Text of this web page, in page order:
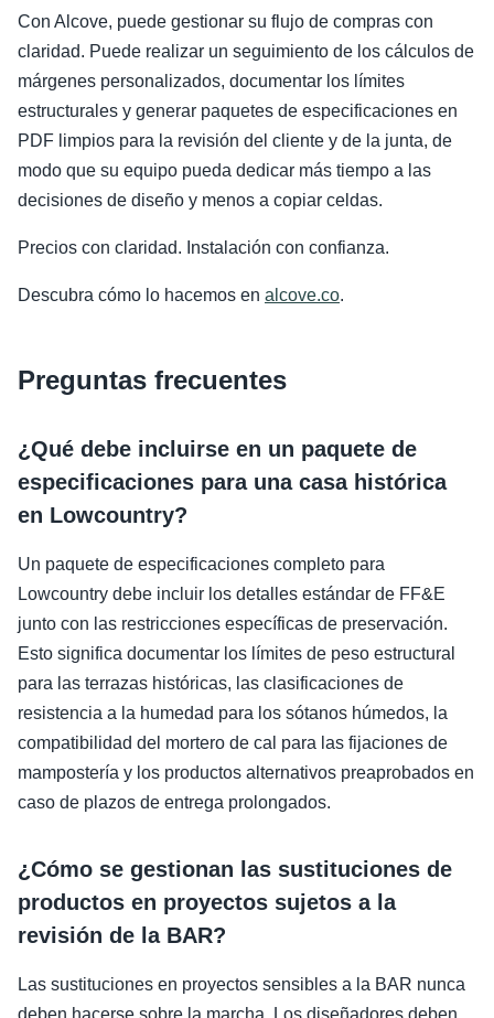
Con Alcove, puede gestionar su flujo de compras con
claridad. Puede realizar un seguimiento de los cálculos de
márgenes personalizados, documentar los límites
estructurales y generar paquetes de especificaciones en
PDF limpios para la revisión del cliente y de la junta, de
modo que su equipo pueda dedicar más tiempo a las
decisiones de diseño y menos a copiar celdas.
Precios con claridad. Instalación con confianza.
Descubra cómo lo hacemos en alcove.co.
Preguntas frecuentes
¿Qué debe incluirse en un paquete de
especificaciones para una casa histórica
en Lowcountry?
Un paquete de especificaciones completo para
Lowcountry debe incluir los detalles estándar de FF&E
junto con las restricciones específicas de preservación.
Esto significa documentar los límites de peso estructural
para las terrazas históricas, las clasificaciones de
resistencia a la humedad para los sótanos húmedos, la
compatibilidad del mortero de cal para las fijaciones de
mampostería y los productos alternativos preaprobados en
caso de plazos de entrega prolongados.
¿Cómo se gestionan las sustituciones de
productos en proyectos sujetos a la
revisión de la BAR?
Las sustituciones en proyectos sensibles a la BAR nunca